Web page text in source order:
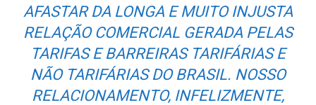
AFASTAR DA LONGA E MUITO INJUSTA
RELAÇÃO COMERCIAL GERADA PELAS
TARIFAS E BARREIRAS TARIFÁRIAS E
NÃO TARIFÁRIAS DO BRASIL. NOSSO
RELACIONAMENTO, INFELIZMENTE,